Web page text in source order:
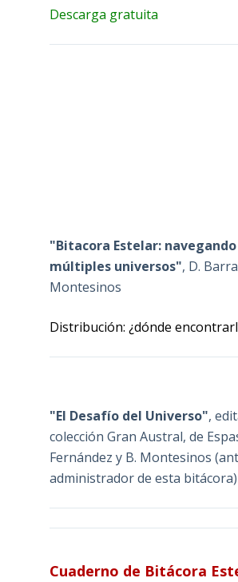
Descarga gratuita
"Bitacora Estelar:
múltiples universos", D.
Montesinos
Distribución: ¿dónde
"El Desafío del Universo",
colección Gran Austral, de
Fernández y B. Montesinos
administrador de esta bitácora)
Cuaderno de Bitácora